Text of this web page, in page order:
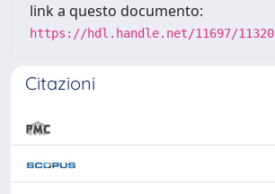
link a questo documento:
https://hdl.handle.net/11697/11320
Citazioni